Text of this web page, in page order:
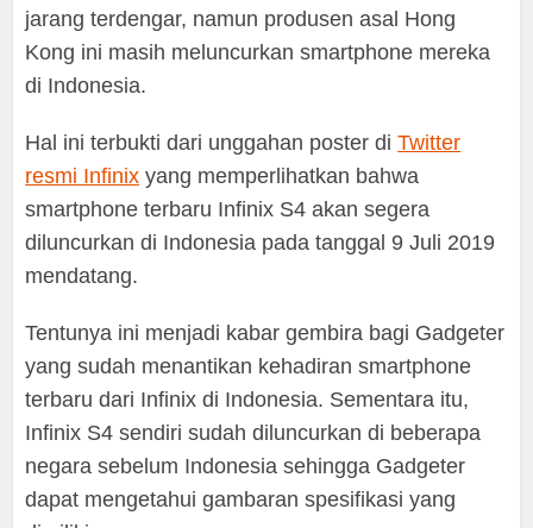
jarang terdengar, namun produsen asal Hong
Kong ini masih meluncurkan smartphone mereka
di Indonesia.
Hal ini terbukti dari unggahan poster diTwitter
resmi Infinix yang memperlihatkan bahwa
smartphone terbaru Infinix S4 akan segera
diluncurkan di Indonesia pada tanggal 9 Juli 2019
mendatang.
Tentunya ini menjadi kabar gembira bagi Gadgeter
yang sudah menantikan kehadiran smartphone
terbaru dari Infinix di Indonesia. Sementara itu,
Infinix S4 sendiri sudah diluncurkan di beberapa
negara sebelum Indonesia sehingga Gadgeter
dapat mengetahui gambaran spesifikasi yang